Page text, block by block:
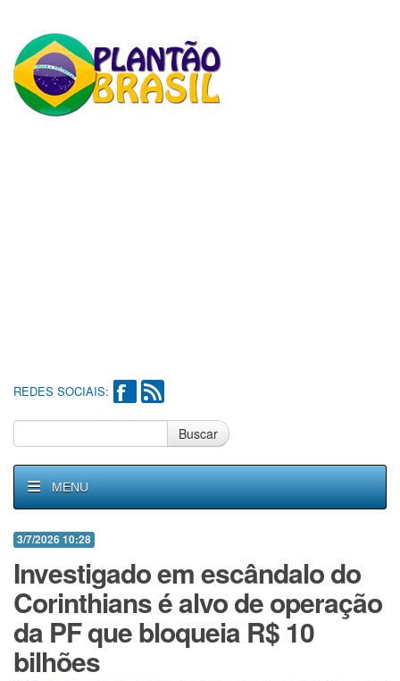
REDES SOCIAIS:
Buscar
MENU
3/7/2026 10:28
Investigado em escândalo do
Corinthians é alvo de operação
da PF que bloqueia R$ 10
bilhões